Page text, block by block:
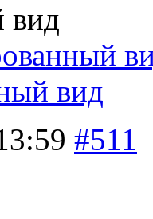
вид
вид
#511